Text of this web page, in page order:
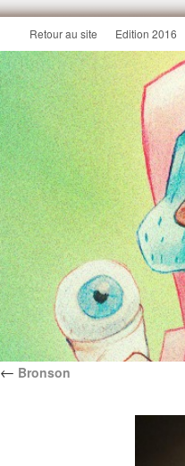
Retour au site Edition 2016
← Bronson